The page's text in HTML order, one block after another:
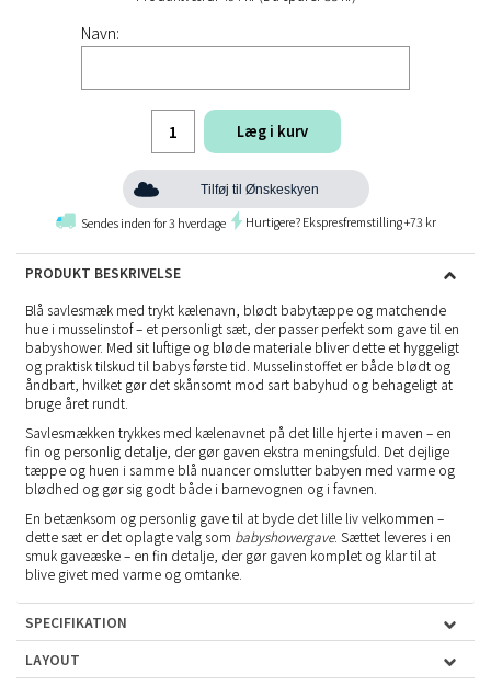
Navn:
Læg i kurv
Tilføj til Ønskeskyen
Sendes inden for 3 hverdage Hurtigere? Ekspresfremstilling +73 kr
PRODUKT BESKRIVELSE
Blå savlesmæk med trykt kælenavn, blødt babytæppe og matchende
hue i musselinstof – et personligt sæt, der passer perfekt som gave til en
babyshower. Med sit luftige og bløde materiale bliver dette et hyggeligt
og praktisk tilskud til babys første tid. Musselinstoffet er både blødt og
åndbart, hvilket gør det skånsomt mod sart babyhud og behageligt at
bruge året rundt.
Savlesmækken trykkes med kælenavnet på det lille hjerte i maven – en
fin og personlig detalje, der gør gaven ekstra meningsfuld. Det dejlige
tæppe og huen i samme blå nuancer omslutter babyen med varme og
blødhed og gør sig godt både i barnevognen og i favnen.
En betænksom og personlig gave til at byde det lille liv velkommen –
dette sæt er det oplagte valg som babyshowergave. Sættet leveres i en
smuk gaveæske – en fin detalje, der gør gaven komplet og klar til at
blive givet med varme og omtanke.
SPECIFIKATION
LAYOUT